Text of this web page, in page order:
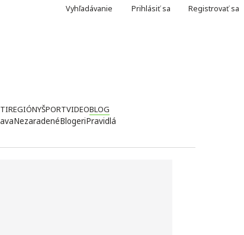
Vyhľadávanie Prihlásiť sa Registrovať sa
REGIÓNYŠPORTVIDEOBLOG
NezaradenéBlogeriPravidlá